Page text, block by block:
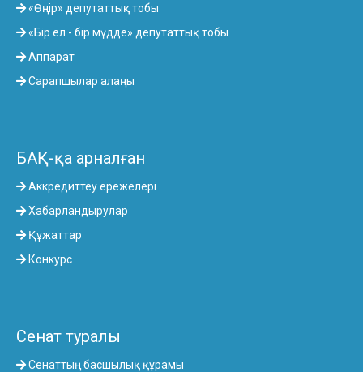
«Өңір» депутаттық тобы
«Бір ел - бір мүдде» депутаттық тобы
Аппарат
Сарапшылар алаңы
БАҚ-қа арналған
Аккредиттеу ережелері
Хабарландырулар
Құжаттар
Конкурс
Сенат туралы
Сенаттың басшылық құрамы